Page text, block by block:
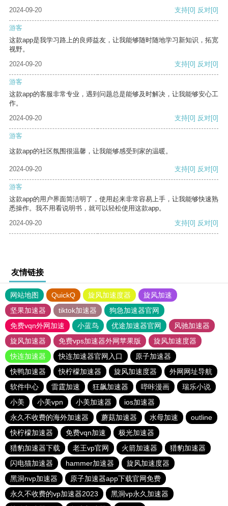
2024-09-20
支持[0] 反对[0]
游客
这款app是我学习路上的良师益友，让我能够随时随地学习新知识，拓宽
视野。
2024-09-20
支持[0] 反对[0]
游客
这款app的客服非常专业，遇到问题总是能够及时解决，让我能够安心工
作。
2024-09-20
支持[0] 反对[0]
游客
这款app的社区氛围很温馨，让我能够感受到家的温暖。
2024-09-20 支持[0] 反对[0]
游客
这款app的用户界面简洁明了，使用起来非常容易上手，让我能够快速熟
悉操作。我不用看说明书，就可以轻松使用这款app。
2024-09-20
支持[0] 反对[0]
友情链接
网站地图 QuickQ 旋风加速度器
旋风加速
坚果加速器
tiktok加速器
狗急加速器官网
免费vqn外网加速
小蓝鸟 优途加速器官网
风驰加速器
旋风加速器
免费vps加速器外网苹果版
旋风加速度器
快连加速器
快连加速器官网入口
原子加速器
快鸭加速器
快柠檬加速器 旋风加速度器
外网网址导航
软件中心
雷霆加速 狂飙加速器 哔咔漫画
瑞乐小说
小美
小美vpn 小美加速器
ios加速器
永久不收费的海外加速器
蘑菇加速器 水母加速
outline
快柠檬加速器
免费vqn加速
极光加速器
猎豹加速器下载
老王vp官网 火箭加速器
猎豹加速器
闪电猫加速器
hammer加速器
旋风加速度器
黑洞nvp加速器
原子加速器app下载官网免费
永久不收费的vp加速器2023
黑洞vp永久加速器